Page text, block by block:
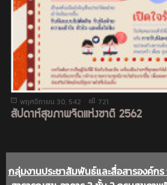
พฤศจิกายน 30, 542 721
สัปดาห์สุขภาพจิตแห่งชาติ 2562
กลุ่มงานประชาสัมพันธ์และสื่อสารองค์ก